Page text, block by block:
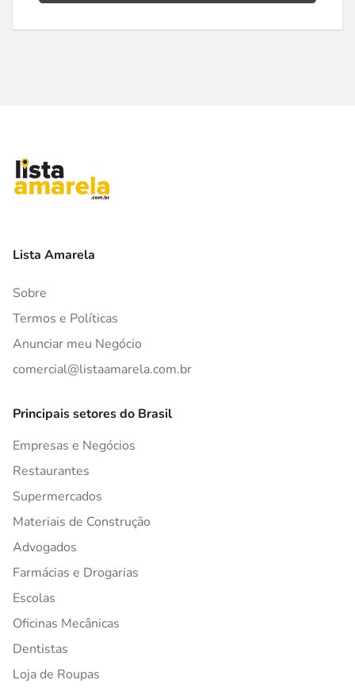
Lista Amarela
Sobre
Termos e Políticas
Anunciar meu Negócio
comercial@listaamarela.com.br
Principais setores do Brasil
Empresas e Negócios
Restaurantes
Supermercados
Materiais de Construção
Advogados
Farmácias e Drogarias
Escolas
Oficinas Mecânicas
Dentistas
Loja de Roupas